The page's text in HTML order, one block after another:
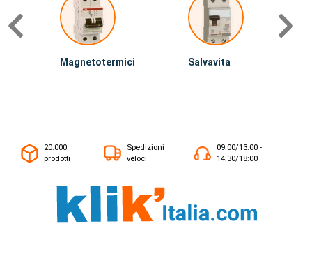
Magnetotermici Salvavita
20.000
prodotti
Spedizioni
veloci
09:00/13:00 -
14:30/18:00